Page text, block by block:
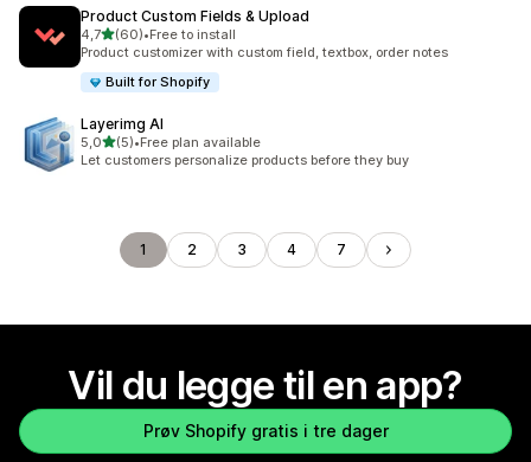
Product Custom Fields & Upload
4,7av 5 stjerner
(60)
Totalt 60 omtaler
•Free to install
Product customizer with custom field, textbox, order notes
Built for Shopify
Layerimg AI
5,0av 5 stjerner
(5)
Totalt 5 omtaler
•Free plan available
Let customers personalize products before they buy
1 2 3 4 7
Vil du legge til en app?
Prøv Shopify gratis i tre dager